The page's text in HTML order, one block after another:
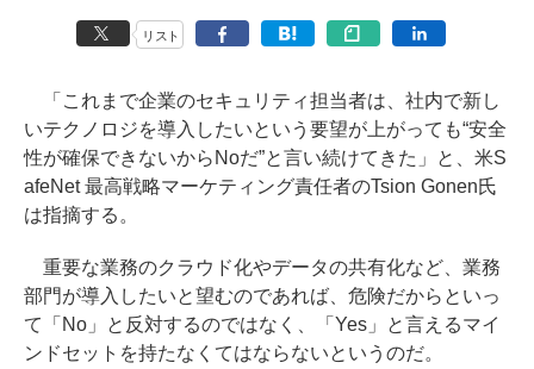
リスト
「これまで企業のセキュリティ担当者は、社内で新し
いテクノロジを導入したいという要望が上がっても“安全
性が確保できないからNoだ”と言い続けてきた」と、米S
afeNet 最高戦略マーケティング責任者のTsion Gonen氏
は指摘する。
重要な業務のクラウド化やデータの共有化など、業務
部門が導入したいと望むのであれば、危険だからといっ
て「No」と反対するのではなく、「Yes」と言えるマイ
ンドセットを持たなくてはならないというのだ。